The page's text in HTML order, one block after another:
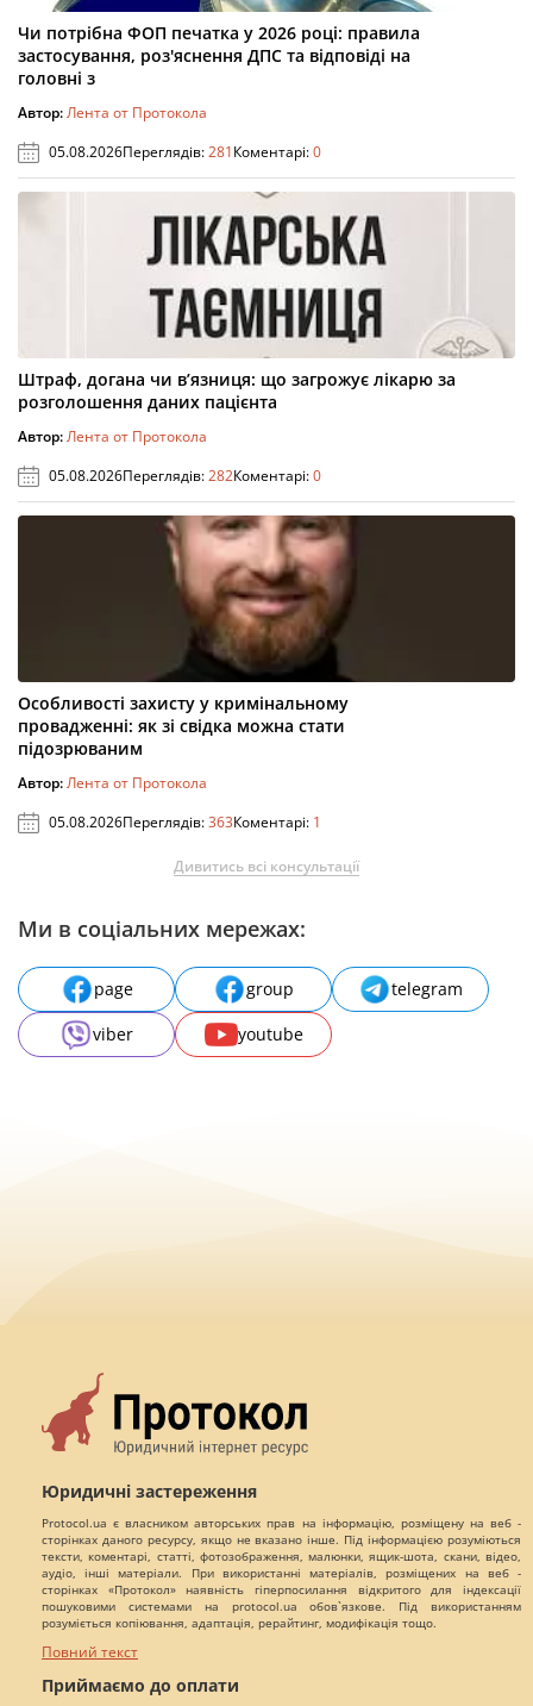
Чи потрібна ФОП печатка у 2026 році: правила
застосування, роз'яснення ДПС та відповіді на
головні з
Автор:Лента от Протокола
05.08.2026Переглядів:281Коментарі:0
Штраф, догана чи в’язниця: що загрожує лікарю за
розголошення даних пацієнта
Автор:Лента от Протокола
05.08.2026Переглядів:282Коментарі:0
Особливості захисту у кримінальному
провадженні: як зі свідка можна стати
підозрюваним
Автор:Лента от Протокола
05.08.2026Переглядів:363Коментарі: 1
Дивитись всі консультації
Ми в соціальних мережах:
page group
telegram
viber
youtube
Юридичні застереження
Protocol.ua є власником авторських прав на інформацію, розміщену на веб -
сторінках даного ресурсу, якщо не вказано інше. Під інформацією розуміються
тексти, коментарі, статті, фотозображення, малюнки, ящик-шота, скани, відео,
аудіо, інші матеріали. При використанні матеріалів, розміщених на веб -
сторінках «Протокол» наявність гіперпосилання відкритого для індексації
пошуковими системами на protocol.ua обов`язкове. Під використанням
розуміється копіювання, адаптація, рерайтинг, модифікація тощо.
Повний текст
Приймаємо до оплати